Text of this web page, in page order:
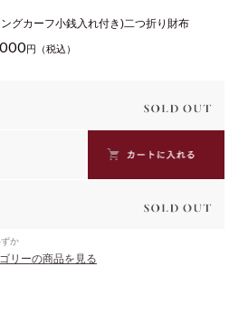
グカーフ小銭入れ付き)二つ折り財布
円（税込）
か
リーの商品を見る